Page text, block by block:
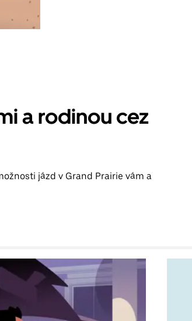
a rodinou cez
jázd v Grand Prairie vám a